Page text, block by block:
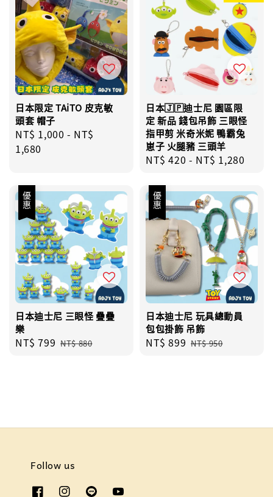
日本限定 TAiTO 皮克敏
頭套 帽子
Regular
price
NT$ 1,000 - NT$
1,680
日本🇯🇵迪士尼 園區限
定 新品 錢包吊飾 三眼怪
指甲剪 米奇米妮 鴨霸兔
崽子 火腿豬 三頭羊
Regular
NT$ 420 - NT$ 1,280
優惠
日本迪士尼 三眼怪 疊疊
樂
Sale
NT$ 799 Regular
NT$ 880
優惠
日本迪士尼 玩具總動員
包包掛飾 吊飾
Sale
NT$ 899 Regular
NT$ 950
Follow us